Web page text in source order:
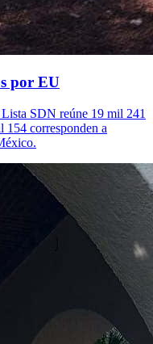
por EU
SDN reúne 19 mil 241
154 corresponden a